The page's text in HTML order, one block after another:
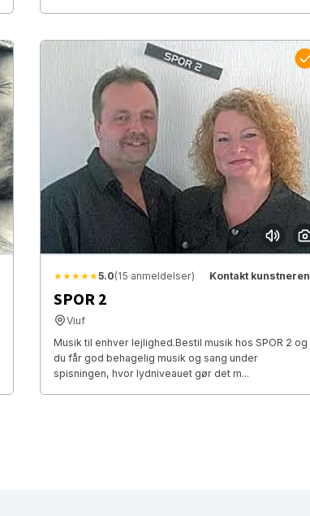
★★★★★5.0(15 anmeldelser) Kontakt kunstneren
SPOR 2
Viuf
Musik til enhver lejlighed. ​ ​ Bestil musik hos SPOR 2 og
du får god behagelig musik og sang under
spisningen, hvor lydniveauet gør det m...